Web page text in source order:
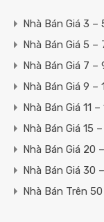
Nhà Bán Giá 3 –
Nhà Bán Giá 5 –
Nhà Bán Giá 7 –
Nhà Bán Giá 9 –
Nhà Bán Giá 11
Nhà Bán Giá 15
Nhà Bán Giá 20
Nhà Bán Giá 30
Nhà Bán Trên